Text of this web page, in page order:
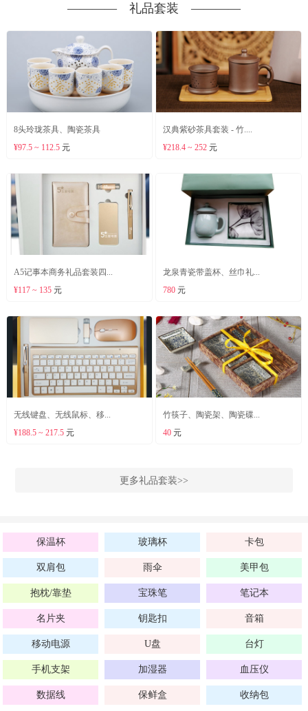
―――― 礼品套装 ――――
8头玲珑茶具、陶瓷茶具
¥97.5 ~ 112.5元
汉典紫砂茶具套装 - 竹....
¥218.4 ~ 252 元
A5记事本商务礼品套装四...
¥117 ~ 135元
龙泉青瓷带盖杯、丝巾礼...
780 元
无线键盘、无线鼠标、移...
¥188.5 ~ 217.5元
竹筷子、陶瓷架、陶瓷碟...
40 元
更多礼品套装>>
保温杯 玻璃杯 卡包
双肩包 雨伞 美甲包
抱枕/靠垫 宝珠笔 笔记本
名片夹 钥匙扣 音箱
移动电源 U盘 台灯
手机支架 加湿器 血压仪
数据线 保鲜盒 收纳包